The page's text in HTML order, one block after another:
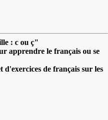
: c ou ç"
apprendre le français ou se
d'exercices de français sur les